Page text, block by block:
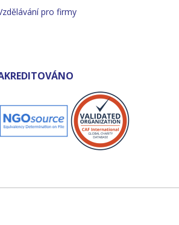
pro firmy